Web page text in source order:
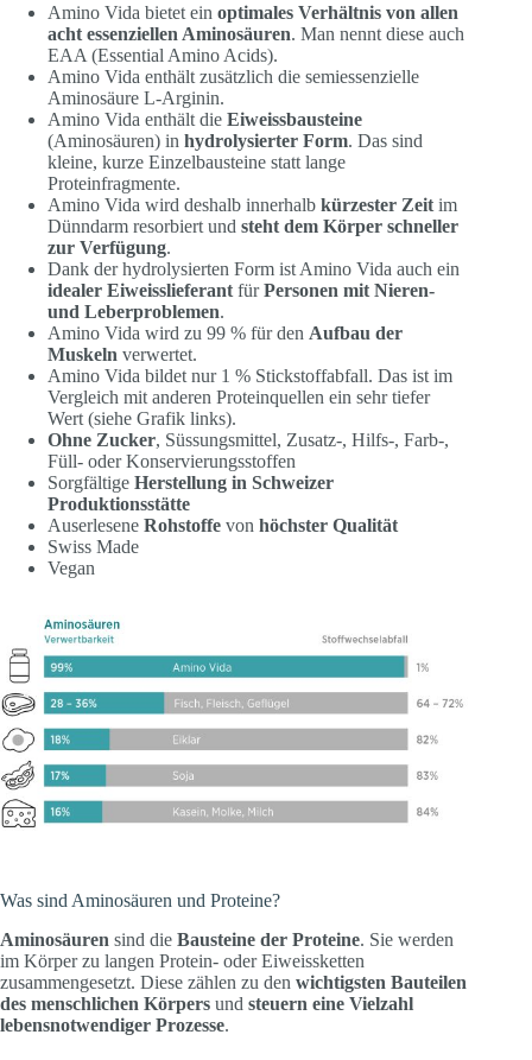
Amino Vida bietet ein optimales Verhältnis von allen
acht essenziellen Aminosäuren. Man nennt diese auch
EAA (Essential Amino Acids).
Amino Vida enthält zusätzlich die semiessenzielle
Aminosäure L-Arginin.
Amino Vida enthält die Eiweissbausteine
(Aminosäuren) in hydrolysierter Form. Das sind
kleine, kurze Einzelbausteine statt lange
Proteinfragmente.
Amino Vida wird deshalb innerhalb kürzester Zeit im
Dünndarm resorbiert und steht dem Körper schneller
zur Verfügung.
Dank der hydrolysierten Form ist Amino Vida auch ein
idealer Eiweisslieferant fürPersonen mit Nieren-
und Leberproblemen.
Amino Vida wird zu 99 % für den Aufbau der
Muskeln verwertet.
Amino Vida bildet nur 1 % Stickstoffabfall. Das ist im
Vergleich mit anderen Proteinquellen ein sehr tiefer
Wert (siehe Grafik links).
Ohne Zucker, Süssungsmittel, Zusatz-, Hilfs-, Farb-,
Füll- oder Konservierungsstoffen
Sorgfältige Herstellung in Schweizer
Produktionsstätte
Auserlesene Rohstoffe von höchster Qualität
Swiss Made
Vegan
Was sind Aminosäuren und Proteine?
Aminosäuren sind die Bausteine der Proteine. Sie werden
im Körper zu langen Protein- oder Eiweissketten
zusammengesetzt. Diese zählen zu den wichtigsten Bauteilen
des menschlichen Körpers und steuern eine Vielzahl
lebensnotwendiger Prozesse.